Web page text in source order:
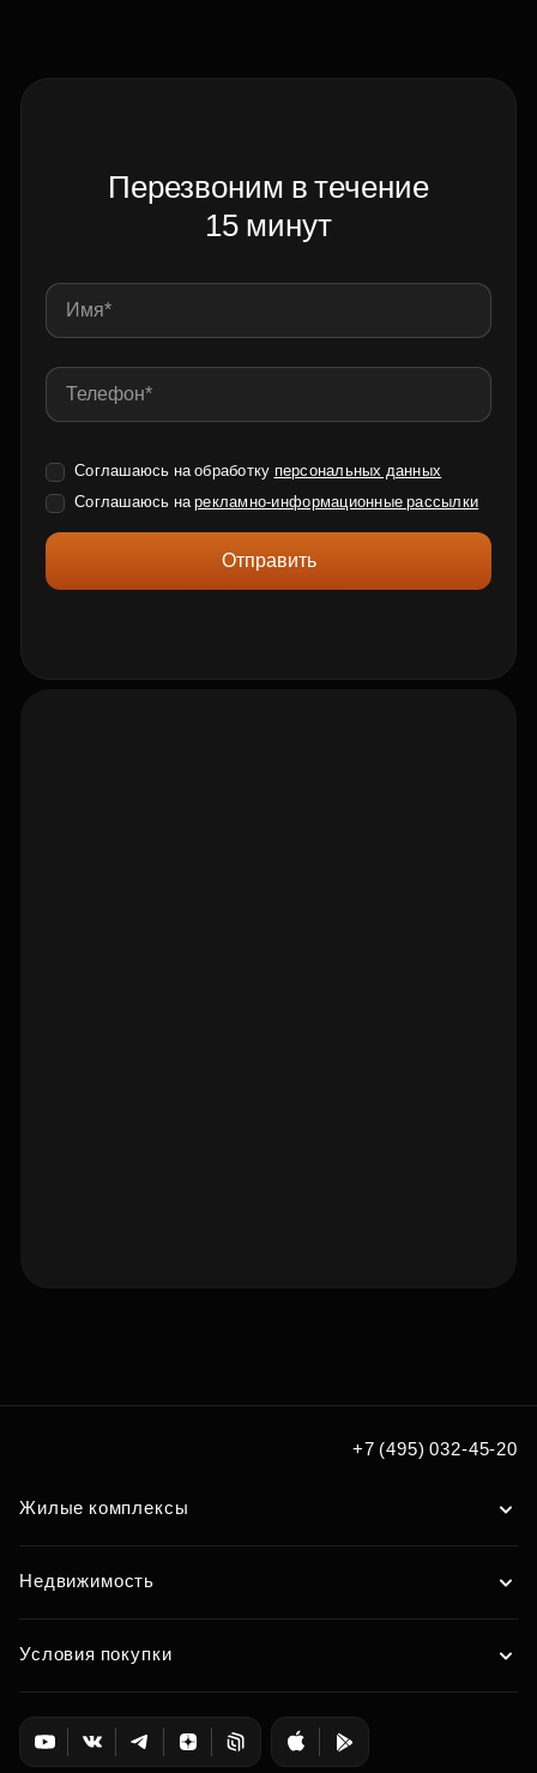
Перезвоним в течение
15 минут
Соглашаюсь на обработку персональных данных
Соглашаюсь нарекламно-информационные рассылки
Отправить
+7 (495) 032-45-20
Жилые комплексы
Недвижимость
Условия покупки